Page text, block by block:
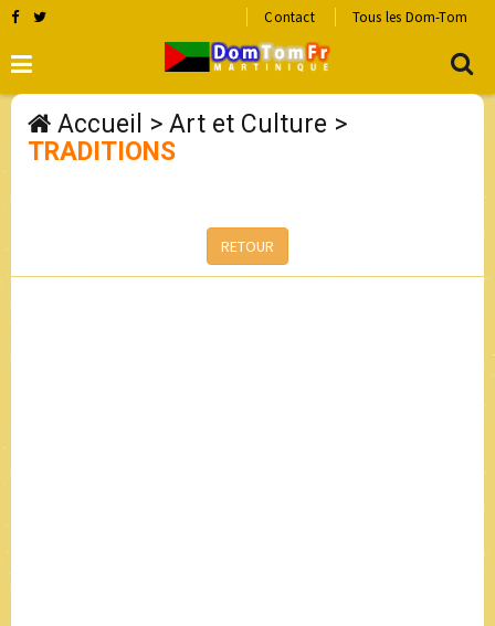
Contact Tous les Dom-Tom
Accueil > Art et Culture >
TRADITIONS
RETOUR